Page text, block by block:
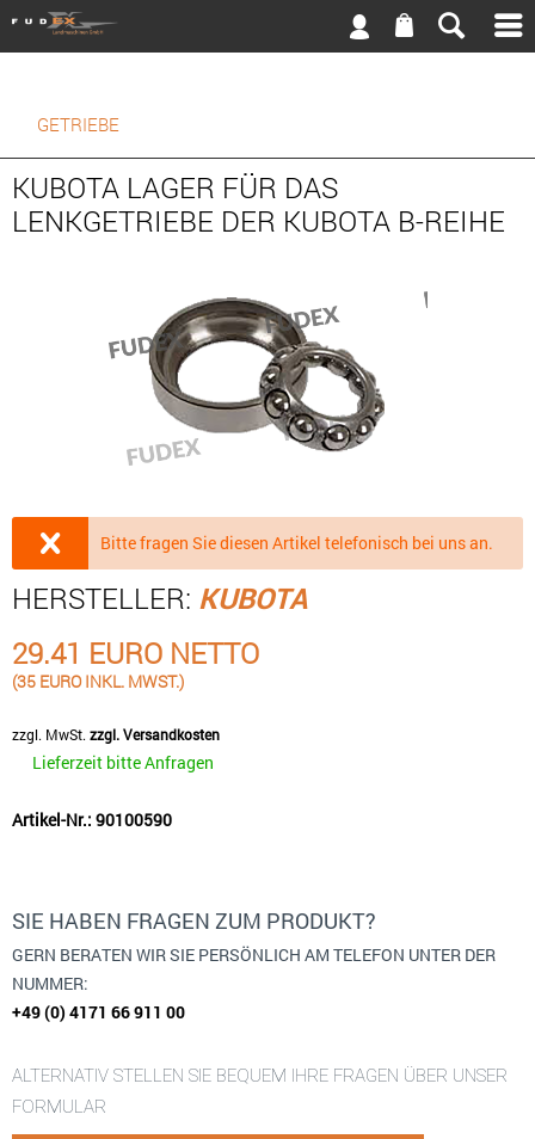
GETRIEBE
KUBOTA LAGER FÜR DAS
LENKGETRIEBE DER KUBOTA B-REIHE
Bitte fragen Sie diesen Artikel telefonisch bei uns an.
HERSTELLER: KUBOTA
29.41 EURO NETTO
(35 EURO INKL. MWST.)
zzgl. MwSt. zzgl. Versandkosten
Lieferzeit bitte Anfragen
Artikel-Nr.: 90100590
SIE HABEN FRAGEN ZUM PRODUKT?
GERN BERATEN WIR SIE PERSÖNLICH AM TELEFON UNTER DER
NUMMER:
+49 (0) 4171 66 911 00
ALTERNATIV STELLEN SIE BEQUEM IHRE FRAGEN ÜBER UNSER
FORMULAR